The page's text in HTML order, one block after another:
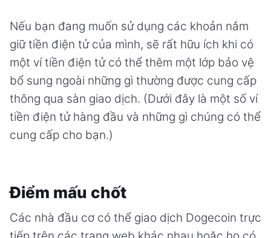
Nếu bạn đang muốn sử dụng các khoản nắm
giữ tiền điện tử của mình, sẽ rất hữu ích khi có
một ví tiền điện tử có thể thêm một lớp bảo vệ
bổ sung ngoài những gì thường được cung cấp
thông qua sàn giao dịch. (Dưới đây là một số ví
tiền điện tử hàng đầu và những gì chúng có thể
cung cấp cho bạn.)
Điểm mấu chốt
Các nhà đầu cơ có thể giao dịch Dogecoin trực